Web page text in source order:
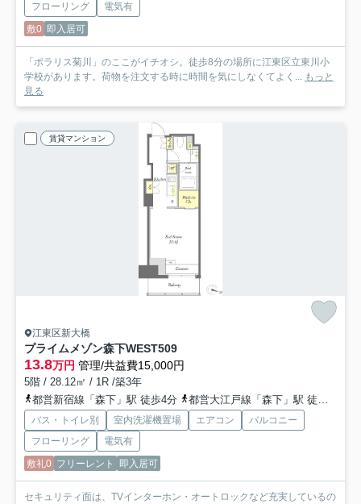
フローリング
電気有
敷0 即入居可
「ポラリス菊川」のここがイチオシ。徒歩8分の場所に江東区立東川小
学校があります。荷物を注文する時に時間を気にしなくてよく... もっと
見る
賃貸マンション
江東区新大橋
プライムメゾン森下WEST509
13.8万円 管理/共益費15,000円
5階 / 28.12㎡ / 1R /築3年
都営新宿線「森下」駅 徒歩4分
都営大江戸線「森下」駅 徒歩4分
バス・トイレ別 室内洗濯機置場 エアコン
バルコニー
フローリング
電気有
敷礼0 フリーレント 即入居可
セキュリティ面は、TVインターホン・オートロックなど充実しているの